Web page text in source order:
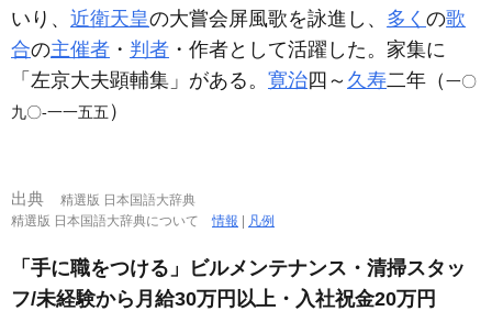
いり、 近衛天皇の大嘗会屏風歌を詠進し、 多く の歌
合の主催者 ・ 判者 ・作者として活躍した。家集に
「左京大夫顕輔集」がある。 寛治四～ 久寿二年（一〇
九〇‐一一五五 ）
出典
精選版 日本国語大辞典
精選版 日本国語大辞典について情報 凡例
「手に職をつける」ビルメンテナンス・清掃スタッ
フ/未経験から月給30万円以上・入社祝金20万円